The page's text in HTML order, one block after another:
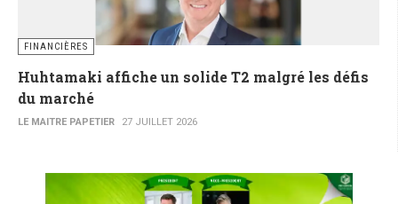
FINANCIÈRES
Huhtamaki affiche un solide T2 malgré les défis
du marché
LE MAITRE PAPETIER 27 JUILLET 2026